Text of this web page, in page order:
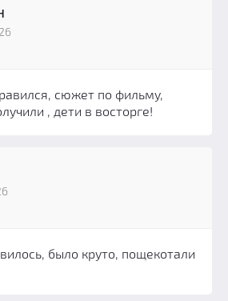
сюжет по фильму,
, дети в восторге!
было круто, пощекотали